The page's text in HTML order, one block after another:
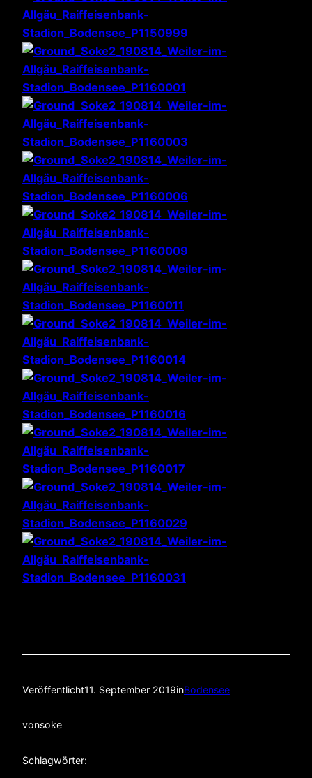
Veröffentlicht11. September 2019inBodensee
vonsoke
Schlagwörter: